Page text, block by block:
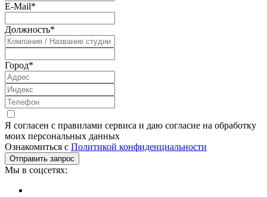
E-Mail*
Должность*
Город*
Я согласен с правилами сервиса и даю согласие на обработку
моих персональных данных
Ознакомиться с Политикой конфиденциальности
Мы в соцсетях: